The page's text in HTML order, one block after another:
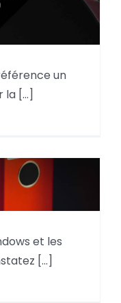
un fichier
un
la [...]
et les
[...]